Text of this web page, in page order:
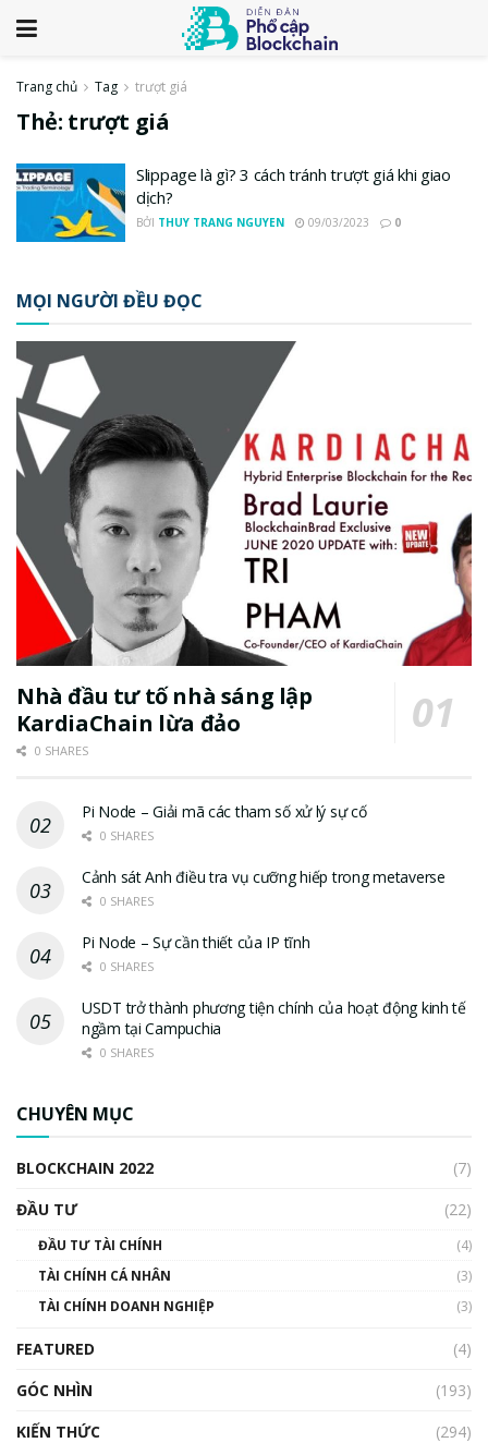
Trang chủ Tag trượt giá
Thẻ: trượt giá
Slippage là gì? 3 cách tránh trượt giá khi giao
dịch?
BỞI THUY TRANG NGUYEN 09/03/2023 0
MỌI NGƯỜI ĐỀU ĐỌC
Nhà đầu tư tố nhà sáng lập
KardiaChain lừa đảo
0 SHARES
Pi Node – Giải mã các tham số xử lý sự cố
0 SHARES
Cảnh sát Anh điều tra vụ cưỡng hiếp trong metaverse
0 SHARES
Pi Node – Sự cần thiết của IP tĩnh
0 SHARES
USDT trở thành phương tiện chính của hoạt động kinh tế
ngầm tại Campuchia
0 SHARES
CHUYÊN MỤC
BLOCKCHAIN 2022
(7)
ĐẦU TƯ
(22)
ĐẦU TƯ TÀI CHÍNH
(4)
TÀI CHÍNH CÁ NHÂN
(3)
TÀI CHÍNH DOANH NGHIỆP
(3)
FEATURED
(4)
GÓC NHÌN
(193)
KIẾN THỨC
(294)